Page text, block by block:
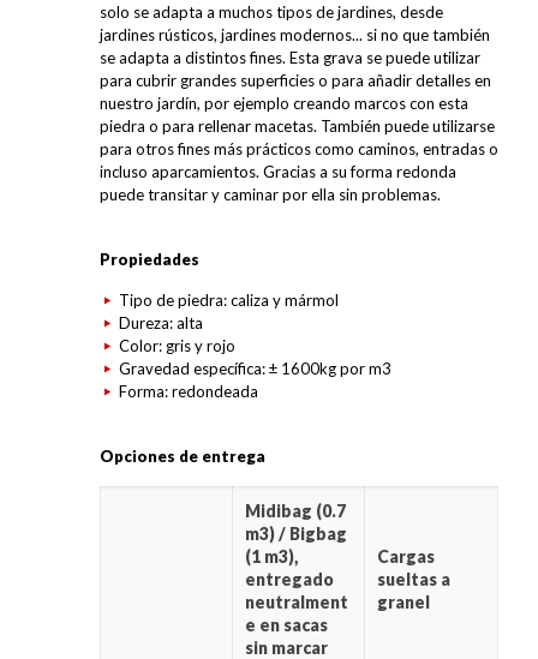
solo se adapta a muchos tipos de jardines, desde
jardines rústicos, jardines modernos... si no que también
se adapta a distintos fines. Esta grava se puede utilizar
para cubrir grandes superficies o para añadir detalles en
nuestro jardín, por ejemplo creando marcos con esta
piedra o para rellenar macetas. También puede utilizarse
para otros fines más prácticos como caminos, entradas o
incluso aparcamientos. Gracias a su forma redonda
puede transitar y caminar por ella sin problemas.
Propiedades
Tipo de piedra: caliza y mármol
Dureza: alta
Color: gris y rojo
Gravedad específica: ± 1600kg por m3
Forma: redondeada
Opciones de entrega
Midibag (0.7
m3) / Bigbag
(1 m3),
entregado
neutralment
e en sacas
sin marcar
Cargas
sueltas a
granel